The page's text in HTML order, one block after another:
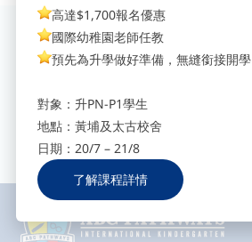
訂閱我們獲取最新資訊
填寫您的電郵地址，立即訂閱我
高達$1,700報名優惠
國際幼稚園老師任教
預先為升學做好準備，無縫銜接開學
對象：升PN-P1學生
地點：黃埔及太古校舍
日期：20/7 – 21/8
了解課程詳情